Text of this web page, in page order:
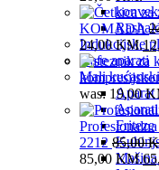
Indukcijske
Kafe aparati
Mali
Aparat
Aparati
Friteze
KOMADA
24,00 KM.
was: 19,00
2212 85,00
85,00 KM.